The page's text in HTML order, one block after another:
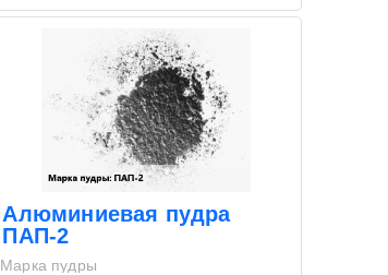
Алюминиевая пудра
ПАП-2
Марка пудры